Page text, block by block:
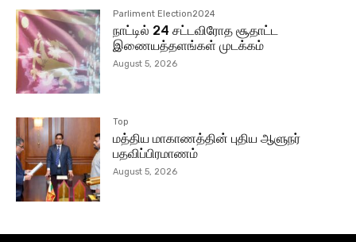
Parliment Election2024
நாட்டில் 24 சட்டவிரோத சூதாட்ட
இணையத்தளங்கள் முடக்கம்
August 5, 2026
Top
மத்திய மாகாணத்தின் புதிய ஆளுநர்
பதவிப்பிரமாணம்
August 5, 2026